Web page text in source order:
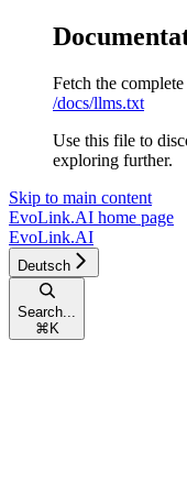
Fetch the
/docs/llms.txt
Use this file to
exploring further.
Skip to main content
EvoLink.AI home page
EvoLink.AI
Deutsch
Search...
⌘ K